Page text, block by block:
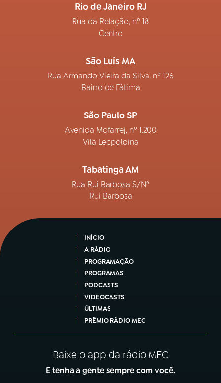
Rio de Janeiro RJ
Rua da Relação, nº 18
Centro
São Luís MA
Rua Armando Vieira da Silva, nº 126
Bairro de Fátima
São Paulo SP
Avenida Mofarrej, nº 1.200
Vila Leopoldina
Tabatinga AM
Rua Rui Barbosa S/Nº
Rui Barbosa
INÍCIO
A RÁDIO
PROGRAMAÇÃO
PROGRAMAS
PODCASTS
VIDEOCASTS
ÚLTIMAS
PRÊMIO RÁDIO MEC
Baixe o app da rádio MEC
E tenha a gente sempre com você.